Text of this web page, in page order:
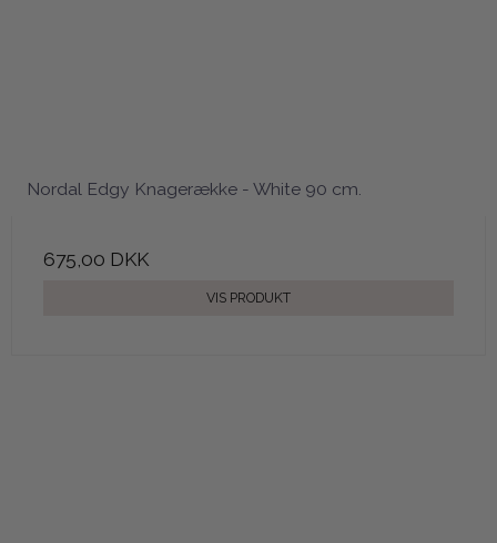
Nordal Edgy Knagerække - White 90 cm.
675,00 DKK
VIS PRODUKT